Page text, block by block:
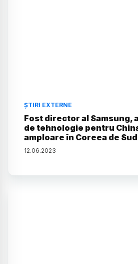
ȘTIRI EXTERNE
Fost director al Samsung,
de tehnologie pentru
amploare în Coreea de Sud
12.06.2023